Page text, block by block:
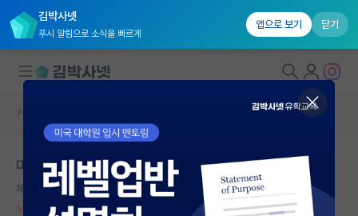
김박사넷
푸시 알림으로 소식을 빠르게
앱으로 보기 닫기
대학원생 모집
국내대학원 정보
연구실&오픈랩
커뮤니티 홈
미국 박사하고 이중에서 뭐하면 좋을까?
체한 프랜시스 베이컨
누적 신고가 20개 이상인 사용자입니다.